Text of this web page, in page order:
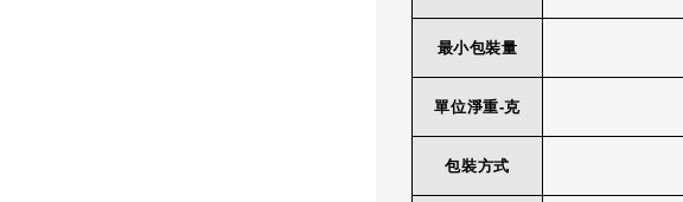
最小包裝量
單位淨重-克
包裝方式